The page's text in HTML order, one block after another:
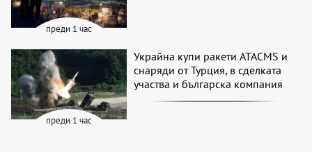
преди 1 час
преди 1 час
Украйна купи ракети ATACMS и
снаряди от Турция, в сделката
участва и българска компания